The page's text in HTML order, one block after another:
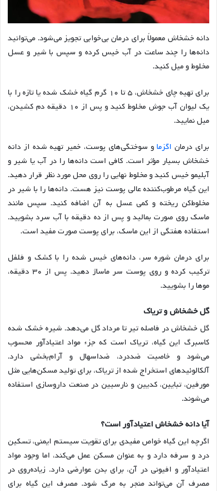
دانه خشخاش معمولاً برای درمان بی‌خوابی تجویز می‌شود. می‌توانید
دانه‌ها را چند ساعت در آب خیس کرده و سپس با شیر و عسل
مخلوط و میل کنید.
برای تهیه چای خشخاش، ۵ تا ۱۰ گرم گیاه خشک شده یا تازه را با
یک لیوان آب جوش مخلوط کنید و پس از ۱۰ دقیقه دم کشیدن،
میل نمایید.
برای درمان اگزما و سوختگی‌های پوست، خمیر تهیه شده از دانه
خشخاش بسیار مؤثر است. کافی است دانه‌ها را در آب یا شیر و
آبلیمو خیس کنید و مخلوط نهایی را روی محل مورد نظر قرار دهید.
این گیاه مرطوب‌کننده عالی پوست نیز هست. دانه‌ها را با شیر در
مخلوط‌کن ریخته و کمی عسل به آن اضافه کنید. سپس مانند
ماسک روی صورت بمالید و پس از ده دقیقه با آب سرد بشویید.
استفاده هفتگی از این ماسک، برای پوست صورت مفید است.
برای درمان شوره سر، دانه‌های خیس شده را با کشک و فلفل
ترکیب کرده و روی پوست سر ماساژ دهید. پس از ۳۰ دقیقه،
موها را بشویید.
گل خشخاش و تریاک
گل خشخاش در فاصله تیر تا مرداد گل می‌دهد. شیره خشک شده
کاسبرگ این گیاه، تریاک است که جزء مواد اعتیادآور محسوب
می‌شود و خاصیت ضددرد، ضداسهال و آرام‌بخشی دارد.
آلکالوئیدهای استخراج شده از تریاک، برای تولید مسکن‌هایی مثل
مورفین، تبایین، کدیین و نارسیین در صنعت داروسازی استفاده
می‌شوند.
آیا دانه خشخاش اعتیادآور است؟
اگرچه این گیاه خواص مفیدی برای تقویت سیستم ایمنی، تسکین
درد و سرفه دارد و به عنوان مسکن عمل می‌کند، اما وجود مواد
اعتیادآور و افیونی در آن، برای بدن عوارضی دارد. زیاده‌روی در
مصرف آن می‌تواند منجر به مرگ شود. مصرف این گیاه برای